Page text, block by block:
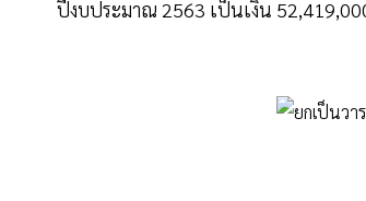
ปีงบประมาณ 2563 เป็นเงิน